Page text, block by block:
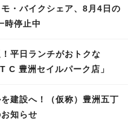
・バイクシェア、8月4日の
時停止中
平日ランチがおトクな
C 豊洲セイルパーク店」
建設へ！（仮称）豊洲五丁
知らせ